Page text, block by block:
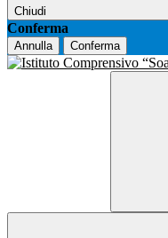
Chiudi
Conferma
Annulla Conferma